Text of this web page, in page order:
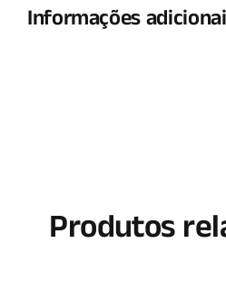
Informações
Produtos